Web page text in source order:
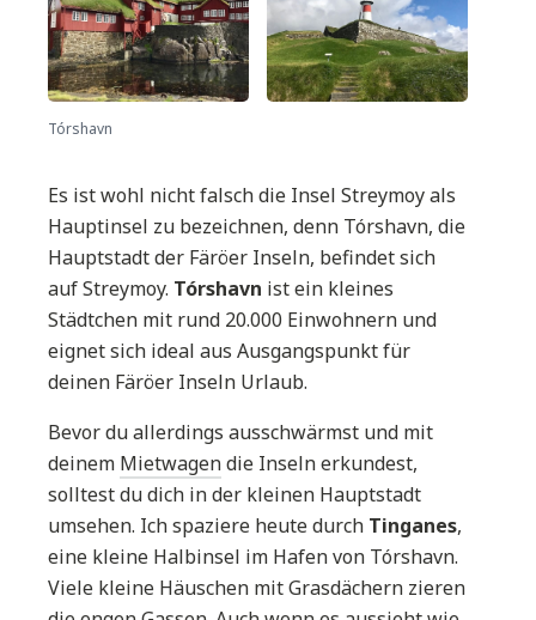
Tórshavn
Es ist wohl nicht falsch die Insel Streymoy als
Hauptinsel zu bezeichnen, denn Tórshavn, die
Hauptstadt der Färöer Inseln, befindet sich
auf Streymoy. Tórshavn ist ein kleines
Städtchen mit rund 20.000 Einwohnern und
eignet sich ideal aus Ausgangspunkt für
deinen Färöer Inseln Urlaub.
Bevor du allerdings ausschwärmst und mit
deinem Mietwagendie Inseln erkundest,
solltest du dich in der kleinen Hauptstadt
umsehen. Ich spaziere heute durch Tinganes,
eine kleine Halbinsel im Hafen von Tórshavn.
Viele kleine Häuschen mit Grasdächern zieren